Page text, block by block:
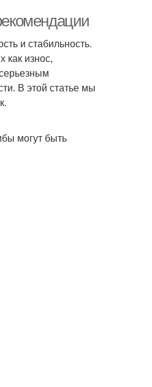
и стабильность.
как износ,
В этой статье мы
могут быть